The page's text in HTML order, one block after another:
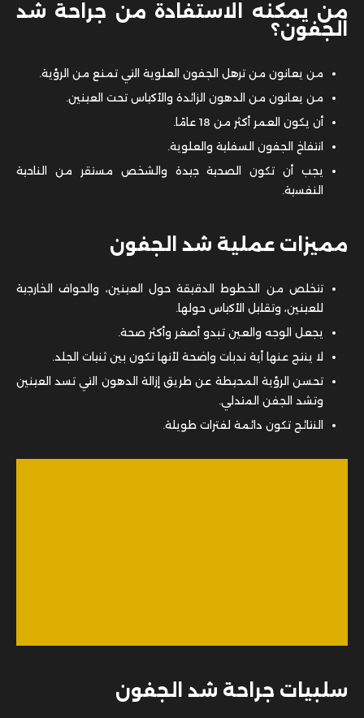
من يمكنه الاستفادة من جراحة شد
الجفون؟
من يعانون من ترهل الجفون العلوية التي تمنع من الرؤية.
من يعانون من الدهون الزائدة والأكياس تحت العينين.
أن يكون العمر أكثر من 18 عامًا.
انتفاخ الجفون السفلية والعلوية.
يجب أن تكون الصحية جيدة والشخص مستقر من الناحية
النفسية.
مميزات عملية شد الجفون
تتخلص من الخطوط الدقيقة حول العينين، والحواف الخارجية
للعينين، وتقليل الأكياس حولها.
يجعل الوجه والعين تبدو أصغر وأكثر صحة.
لا ينتج عنها أية ندبات واضحة لأنها تكون بين ثنيات الجلد.
تحسن الرؤية المحيطة عن طريق إزالة الدهون التي تسد العينين
وتشد الجفن المتدلي.
النتائج تكون دائمة لفترات طويلة.
سلبيات جراحة شد الجفون